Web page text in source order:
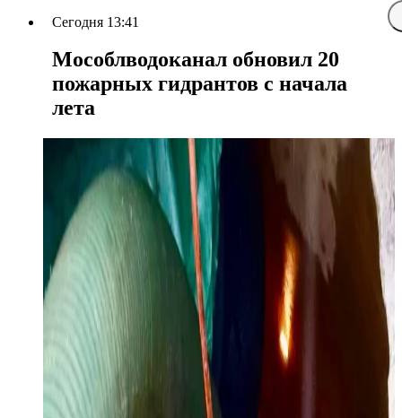
Сегодня 13:41
Мособлводоканал обновил 20
пожарных гидрантов с начала
лета